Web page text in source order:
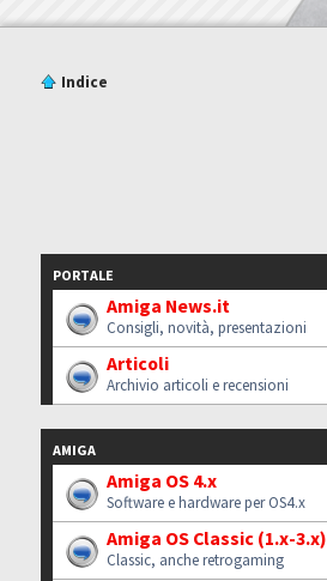
Indice
PORTALE
Amiga News.it
Consigli, novità, presentazioni
Articoli
Archivio articoli e recensioni
AMIGA
Amiga OS 4.x
Software e hardware per OS4.x
Amiga OS Classic (1.x-3.x)
Classic, anche retrogaming